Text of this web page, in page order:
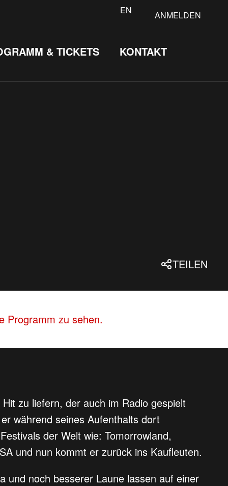
EN ANMELDEN
& TICKETS KONTAKT
TEILEN
Programm zu sehen.
zu liefern, der auch im Radio gespielt
während seines Aufenthalts dort
der Welt wie: Tomorrowland,
und nun kommt er zurück ins Kaufleuten.
und noch besserer Laune lassen auf einer